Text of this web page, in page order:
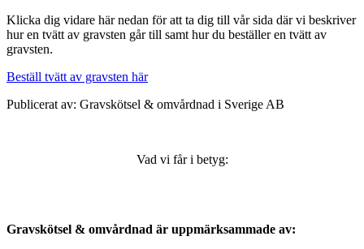
Klicka dig vidare här nedan för att ta dig till vår sida där vi beskriver
hur en tvätt av gravsten går till samt hur du beställer en tvätt av
gravsten.
Beställ tvätt av gravsten här
Publicerat av: Gravskötsel & omvårdnad i Sverige AB
Vad vi får i betyg:
Gravskötsel & omvårdnad är uppmärksammade av: